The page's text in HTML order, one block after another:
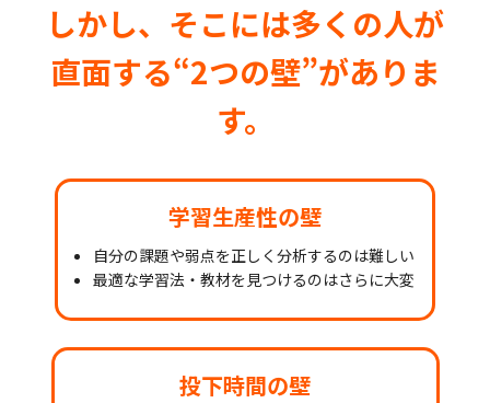
しかし、そこには多くの人が
直面する“2つの壁”がありま
す。
学習生産性の壁
自分の課題や弱点を正しく分析するのは難しい
最適な学習法・教材を見つけるのはさらに大変
投下時間の壁